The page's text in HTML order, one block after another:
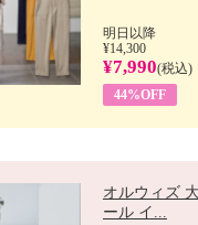
明日以降
¥14,300
¥7,990(税込)
44%OFF
オルウィズ
ール イ...